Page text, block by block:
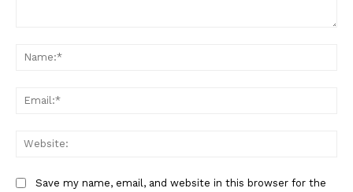
Save my name, email, and website in this browser for the